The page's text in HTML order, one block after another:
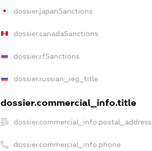
dossier.japanSanctions
dossier.canadaSanctions
dossier.rfSanctions
dossier.russian_reg_title
dossier.commercial_info.title
dossier.commercial_info.postal_address
dossier.commercial_info.phone